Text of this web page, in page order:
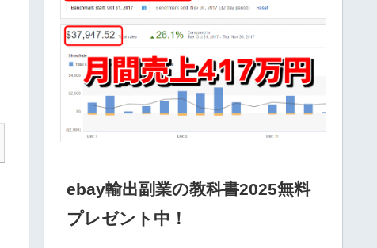
ebay輸出副業の教科書2025無料
プレゼント中！